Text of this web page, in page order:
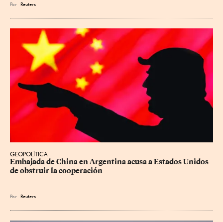
Por Reuters
GEOPOLÍTICA
Embajada de China en Argentina acusa a Estados Unidos
de obstruir la cooperación
Por Reuters